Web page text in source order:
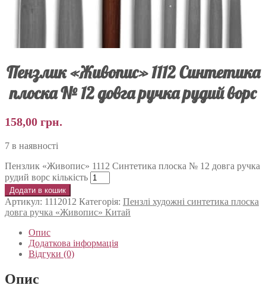
Пензлик «Живопис» 1112 Синтетика
плоска № 12 довга ручка рудий ворс
158,00 грн.
7 в наявності
Пензлик «Живопис» 1112 Синтетика плоска № 12 довга ручка
рудий ворс кількість
Додати в кошик
Артикул: 1112012 Категорія: Пензлі художні синтетика плоска
довга ручка «Живопис» Китай
Опис
Додаткова інформація
Відгуки (0)
Опис